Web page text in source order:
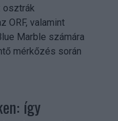
osztrák
ORF, valamint
Marble számára
mérkőzés során
így